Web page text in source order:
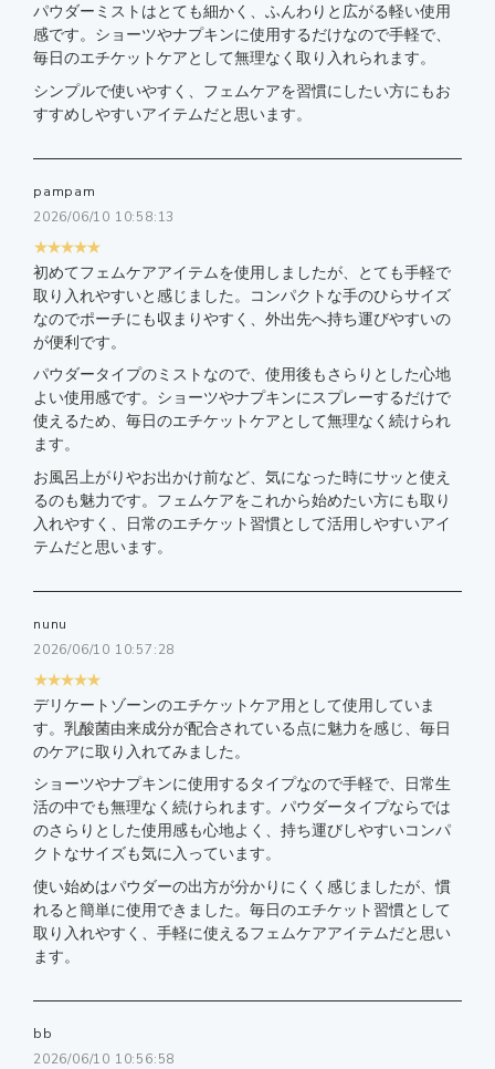
パウダーミストはとても細かく、ふんわりと広がる軽い使用
感です。ショーツやナプキンに使用するだけなので手軽で、
毎日のエチケットケアとして無理なく取り入れられます。
シンプルで使いやすく、フェムケアを習慣にしたい方にもお
すすめしやすいアイテムだと思います。
pampam
2026/06/10 10:58:13
★★★★★
初めてフェムケアアイテムを使用しましたが、とても手軽で
取り入れやすいと感じました。コンパクトな手のひらサイズ
なのでポーチにも収まりやすく、外出先へ持ち運びやすいの
が便利です。
パウダータイプのミストなので、使用後もさらりとした心地
よい使用感です。ショーツやナプキンにスプレーするだけで
使えるため、毎日のエチケットケアとして無理なく続けられ
ます。
お風呂上がりやお出かけ前など、気になった時にサッと使え
るのも魅力です。フェムケアをこれから始めたい方にも取り
入れやすく、日常のエチケット習慣として活用しやすいアイ
テムだと思います。
nunu
2026/06/10 10:57:28
★★★★★
デリケートゾーンのエチケットケア用として使用していま
す。乳酸菌由来成分が配合されている点に魅力を感じ、毎日
のケアに取り入れてみました。
ショーツやナプキンに使用するタイプなので手軽で、日常生
活の中でも無理なく続けられます。パウダータイプならでは
のさらりとした使用感も心地よく、持ち運びしやすいコンパ
クトなサイズも気に入っています。
使い始めはパウダーの出方が分かりにくく感じましたが、慣
れると簡単に使用できました。毎日のエチケット習慣として
取り入れやすく、手軽に使えるフェムケアアイテムだと思い
ます。
bb
2026/06/10 10:56:58